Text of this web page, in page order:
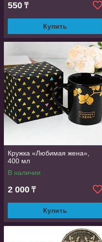
550 ₸
Купить
Кружка «Любимая жена»,
400 мл
В наличии
2 000 ₸
Купить